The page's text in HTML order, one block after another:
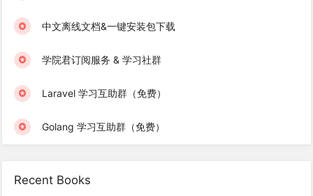
中文离线文档&一键安装包下载
学院君订阅服务 & 学习社群
Laravel 学习互助群（免费）
Golang 学习互助群（免费）
Recent Books